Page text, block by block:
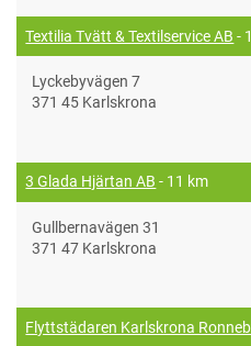
Textilia Tvätt & Textilservice AB -
Lyckebyvägen 7
371 45 Karlskrona
3 Glada Hjärtan AB - 11 km
Gullbernavägen 31
371 47 Karlskrona
Flyttstädaren Karlskrona